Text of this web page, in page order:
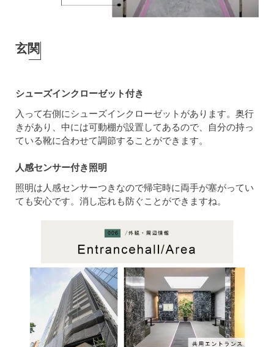
玄関
シューズインクローゼット付き
入って右側にシューズインクローゼットがあります。奥行
きがあり、中には可動棚が設置してあるので、自分の持っ
ている靴に合わせて調節することができます。
人感センサー付き照明
照明は人感センサーつきなので帰宅時に両手が塞がってい
ても安心です。消し忘れも防ぐことができますね。